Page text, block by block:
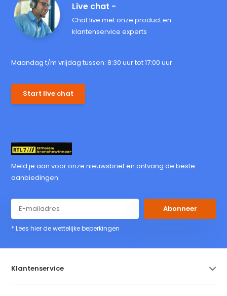
Live chat -
Chat live met onze product en
klantenservice experts
Maandag t/m vrijdag tussen: 8:30 uur tot 17:00 uur
Start live chat
Meld je aan voor onze nieuwsbrief en ontvang de beste
aanbiedingen.
Abonneer
* Lees hier de wettelijke beperkingen
Klantenservice